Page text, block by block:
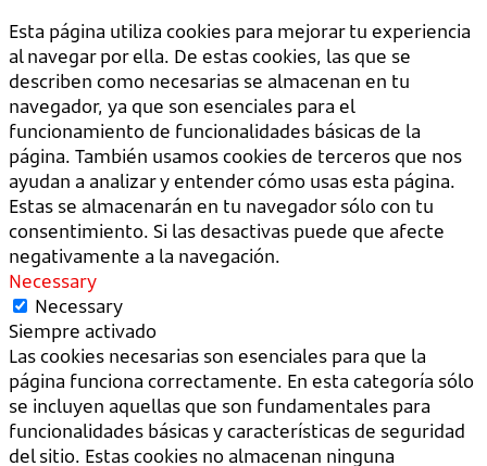
Esta página utiliza cookies para mejorar tu experiencia
al navegar por ella. De estas cookies, las que se
describen como necesarias se almacenan en tu
navegador, ya que son esenciales para el
funcionamiento de funcionalidades básicas de la
página. También usamos cookies de terceros que nos
ayudan a analizar y entender cómo usas esta página.
Estas se almacenarán en tu navegador sólo con tu
consentimiento. Si las desactivas puede que afecte
negativamente a la navegación.
Necessary
Necessary
Siempre activado
Las cookies necesarias son esenciales para que la
página funciona correctamente. En esta categoría sólo
se incluyen aquellas que son fundamentales para
funcionalidades básicas y características de seguridad
del sitio. Estas cookies no almacenan ninguna